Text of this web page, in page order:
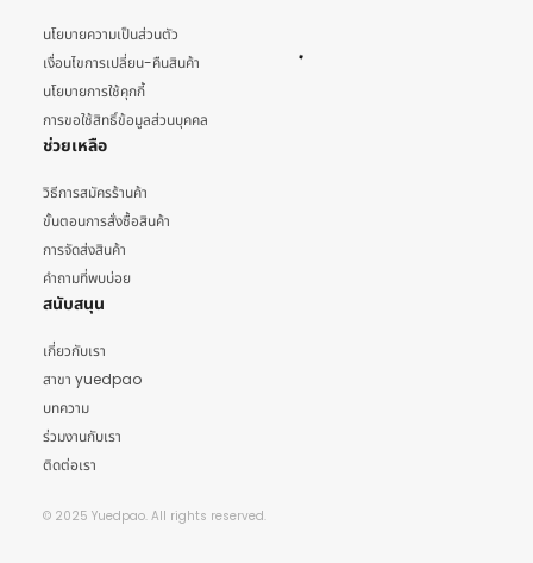
นโยบายความเป็นส่วนตัว
เงื่อนไขการเปลี่ยน-คืนสินค้า
นโยบายการใช้คุกกี้
การขอใช้สิทธิ์ข้อมูลส่วนบุคคล
ช่วยเหลือ
วิธีการสมัครร้านค้า
ขั้นตอนการสั่งซื้อสินค้า
การจัดส่งสินค้า
คำถามที่พบบ่อย
สนับสนุน
เกี่ยวกับเรา
สาขา yuedpao
บทความ
ร่วมงานกับเรา
ติดต่อเรา
© 2025 Yuedpao. All rights reserved.